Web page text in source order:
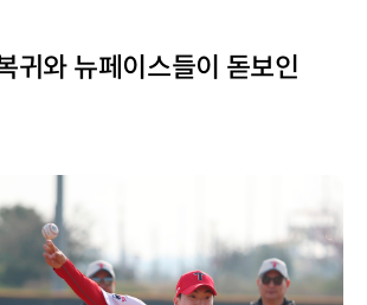
귀와 뉴페이스들이 돋보인